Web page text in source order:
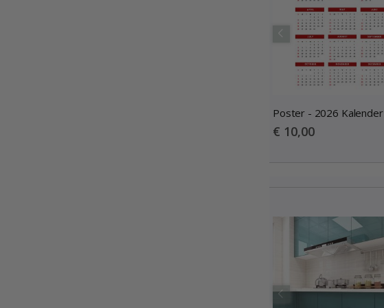
Poster - 2026 Kalender
Special
Price
€ 10,00